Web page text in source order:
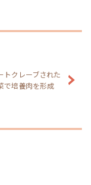
トクレーブされた
で培養肉を形成